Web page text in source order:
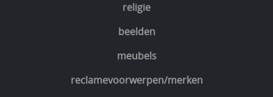
geschenkcheques
religie
beelden
meubels
reclamevoorwerpen/merken